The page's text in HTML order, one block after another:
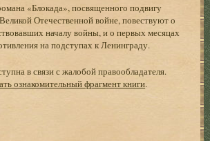
«Блокада», посвященного подвигу
Отечественной войне, повествуют о
началу войны, и о первых месяцах
на подступах к Ленинграду.
в связи с жалобой правообладателя.
ознакомительный фрагмент книги.